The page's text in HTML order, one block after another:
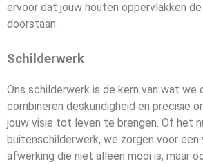
ervoor dat jouw houten oppervlakken
doorstaan.
Schilderwerk
Ons schilderwerk is de kern van wat we
combineren deskundigheid en precisie
jouw visie tot leven te brengen. Of het
buitenschilderwerk, we zorgen voor een
afwerking die niet alleen mooi is, maar